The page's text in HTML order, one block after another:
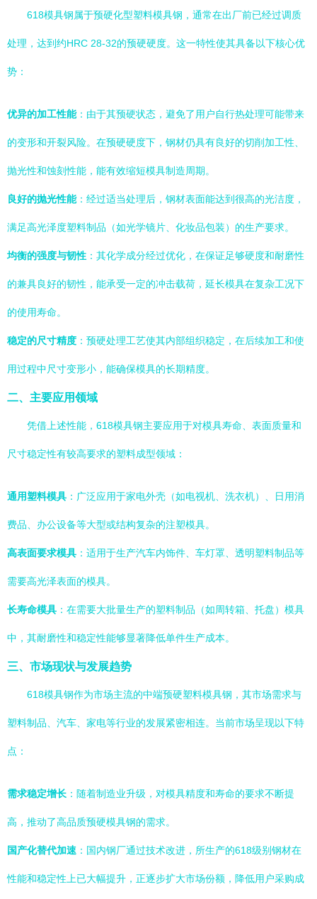
618模具钢属于预硬化型塑料模具钢，通常在出厂前已经过调质
处理，达到约HRC 28-32的预硬硬度。这一特性使其具备以下核心优
势：
优异的加工性能：由于其预硬状态，避免了用户自行热处理可能带来
的变形和开裂风险。在预硬硬度下，钢材仍具有良好的切削加工性、
抛光性和蚀刻性能，能有效缩短模具制造周期。
良好的抛光性能：经过适当处理后，钢材表面能达到很高的光洁度，
满足高光泽度塑料制品（如光学镜片、化妆品包装）的生产要求。
均衡的强度与韧性 ：其化学成分经过优化，在保证足够硬度和耐磨性
的兼具良好的韧性，能承受一定的冲击载荷，延长模具在复杂工况下
的使用寿命。
稳定的尺寸精度 ：预硬处理工艺使其内部组织稳定，在后续加工和使
用过程中尺寸变形小，能确保模具的长期精度。
二、主要应用领域
凭借上述性能，618模具钢主要应用于对模具寿命、表面质量和
尺寸稳定性有较高要求的塑料成型领域：
通用塑料模具 ：广泛应用于家电外壳（如电视机、洗衣机）、日用消
费品、办公设备等大型或结构复杂的注塑模具。
高表面要求模具 ：适用于生产汽车内饰件、车灯罩、透明塑料制品等
需要高光泽表面的模具。
长寿命模具 ：在需要大批量生产的塑料制品（如周转箱、托盘）模具
中，其耐磨性和稳定性能够显著降低单件生产成本。
三、市场现状与发展趋势
618模具钢作为市场主流的中端预硬塑料模具钢，其市场需求与
塑料制品、汽车、家电等行业的发展紧密相连。当前市场呈现以下特
点：
需求稳定增长 ：随着制造业升级，对模具精度和寿命的要求不断提
高，推动了高品质预硬模具钢的需求。
国产化替代加速 ：国内钢厂通过技术改进，所生产的618级别钢材在
性能和稳定性上已大幅提升，正逐步扩大市场份额，降低用户采购成